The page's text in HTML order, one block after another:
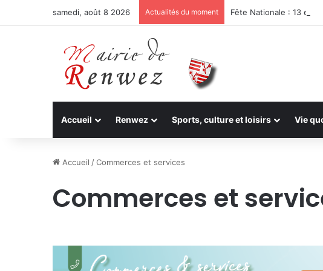
samedi, août 8 2026 Actualités du moment Fête Nationale : 13 et 14
Accueil Renwez Sports, culture et loisirs Vie
Accueil /Commerces et services
Commerces et